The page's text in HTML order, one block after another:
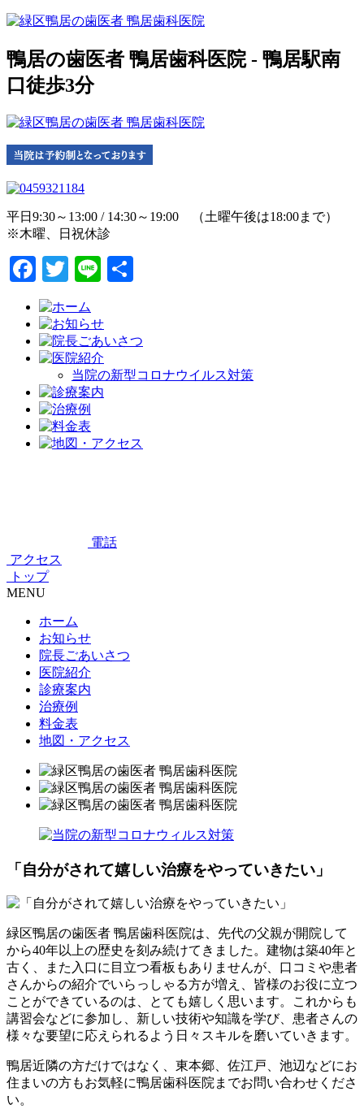
鴨居の歯医者 鴨居歯科医院 - 鴨居駅南
口徒歩3分
平日9:30～13:00 / 14:30～19:00 （土曜午後は18:00まで）
※木曜、日祝休診
Facebook
Twitter
Line
当院の新型コロナウイルス対策
電話
アクセス
トップ
MENU
ホーム
お知らせ
院長ごあいさつ
医院紹介
診療案内
治療例
料金表
地図・アクセス
「自分がされて嬉しい治療をやっていきたい」
緑区鴨居の歯医者 鴨居歯科医院は、先代の父親が開院して
から40年以上の歴史を刻み続けてきました。建物は築40年と
古く、また入口に目立つ看板もありませんが、口コミや患者
さんからの紹介でいらっしゃる方が増え、皆様のお役に立つ
ことができているのは、とても嬉しく思います。これからも
講習会などに参加し、新しい技術や知識を学び、患者さんの
様々な要望に応えられるよう日々スキルを磨いていきます。
鴨居近隣の方だけではなく、東本郷、佐江戸、池辺などにお
住まいの方もお気軽に鴨居歯科医院までお問い合わせくださ
い。